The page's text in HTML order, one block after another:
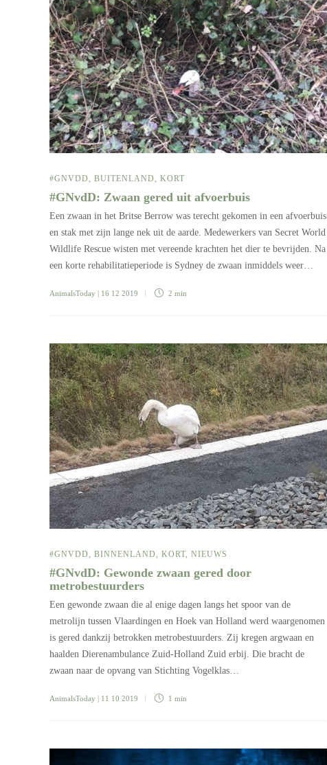
#GNVDD BUITENLAND KORT
#GNvdD: Zwaan gered uit afvoerbuis
Een zwaan in het Britse Berrow was terecht gekomen in een afvoerbuis
en stak met zijn lange nek uit de aarde. Medewerkers van Secret World
Wildlife Rescue wisten met vereende krachten het dier te bevrijden. Na
een korte rehabilitatieperiode is Sydney de zwaan inmiddels weer…
AnimalsToday | 16 12 2019 2 min
#GNVDD BINNENLAND KORT NIEUWS
#GNvdD: Gewonde zwaan gered door
metrobestuurders
Een gewonde zwaan die al enige dagen langs het spoor van de
metrolijn tussen Vlaardingen en Hoek van Holland werd waargenomen
is gered dankzij betrokken metrobestuurders. Zij kregen argwaan en
haalden Dierenambulance Zuid-Holland Zuid erbij. Die bracht de
zwaan naar de opvang van Stichting Vogelklas…
AnimalsToday | 11 10 2019 1 min